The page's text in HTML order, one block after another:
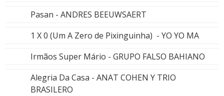
Pasan - ANDRES BEEUWSAERT
1 X 0 (Um A Zero de Pixinguinha) - YO YO MA
Irmãos Super Mário - GRUPO FALSO BAHIANO
Alegria Da Casa - ANAT COHEN Y TRIO
BRASILERO